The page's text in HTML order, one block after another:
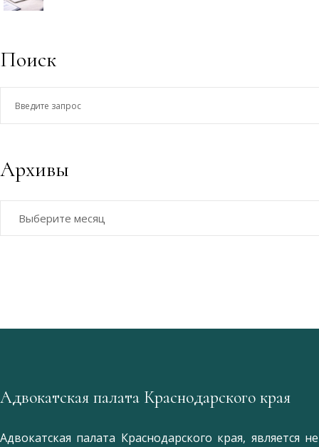
Поиск
Архивы
Адвокатская палата Краснодарского края
Адвокатская палата Краснодарского края, является